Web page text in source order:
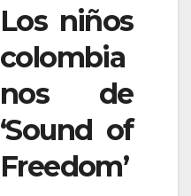
Los niños
colombia
nos de
‘Sound of
Freedom’